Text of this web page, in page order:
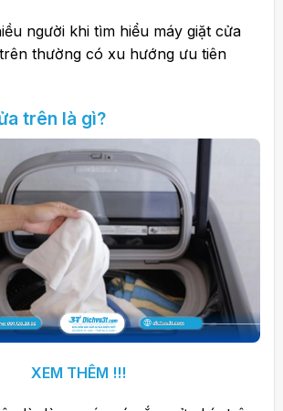
người khi tìm hiểu máy giặt cửa
thường có xu hướng ưu tiên
trên là gì?
XEM THÊM !!!